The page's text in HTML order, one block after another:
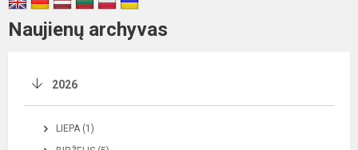
Naujienų archyvas
2026
LIEPA (1)